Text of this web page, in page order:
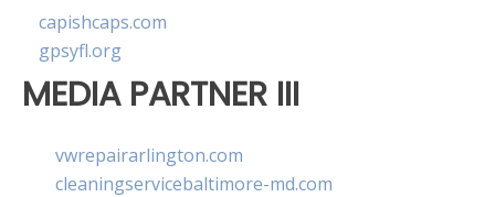
capishcaps.com
gpsyfl.org
MEDIA PARTNER III
vwrepairarlington.com
cleaningservicebaltimore-md.com